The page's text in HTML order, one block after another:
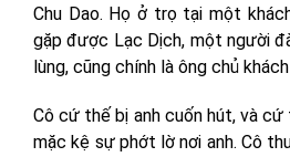
Chu Dao. Họ ở trọ tại một
gặp được Lạc Dịch, một người
lùng, cũng chính là ông chủ
Cô cứ thế bị anh cuốn hút, và
mặc kệ sự phớt lờ nơi anh. Cô